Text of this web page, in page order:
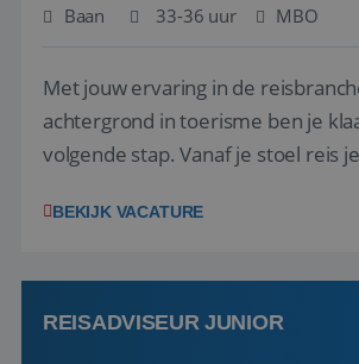
Baan
33-36 uur MBO
Met jouw ervaring in de
achtergrond in toerisme ben je
volgende stap. Vanaf je stoel reis
wensen van je team, je klant en wat
klanten te overtuigen om die
boeken! ...
BEKIJK VACATURE
REISADVISEUR JUNIOR